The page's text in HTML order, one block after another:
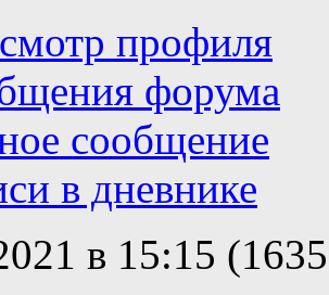
профиля
форума
сообщение
в дневнике
в 15:15